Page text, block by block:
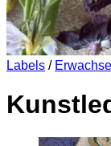
Labels /